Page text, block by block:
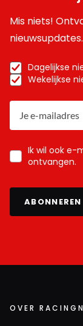
Mis niets!
nieuwsupdates.
Dagelijkse
Wekelijkse
Ik wil ook e-
ontvangen.
ABONNEREN
OVER